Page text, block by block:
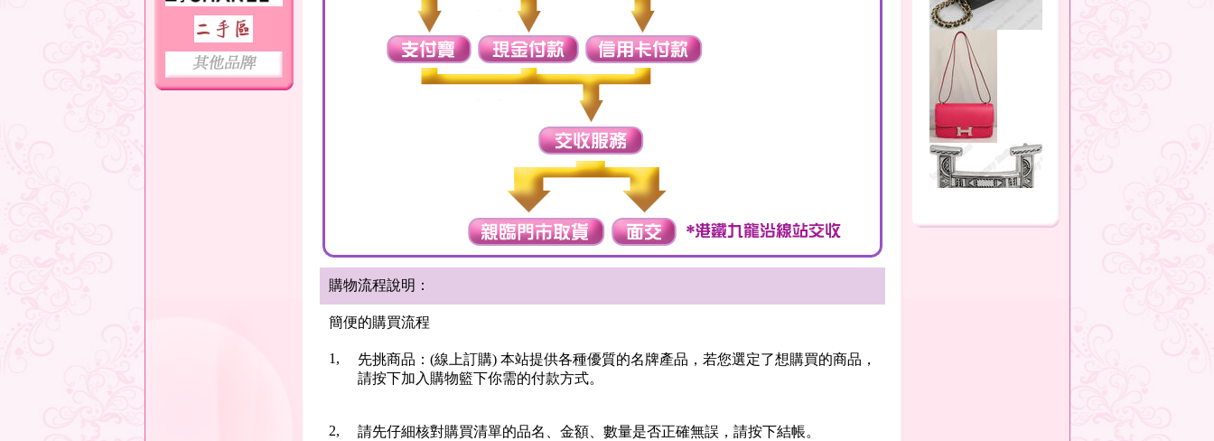
購物流程說明：
簡便的購買流程
1,
先挑商品：(線上訂購) 本站提供各種優質的名牌產品，若您選定了想購買的商品，
請按下加入購物籃下你需的付款方式。
2, 請先仔細核對購買清單的品名、金額、數量是否正確無誤，請按下結帳。